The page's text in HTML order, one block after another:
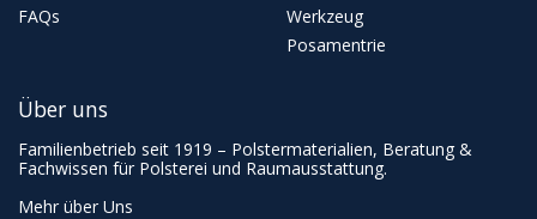
FAQs
Werkzeug
Posamentrie
Über uns
Familienbetrieb seit 1919 – Polstermaterialien, Beratung &
Fachwissen für Polsterei und Raumausstattung.
Mehr über Uns